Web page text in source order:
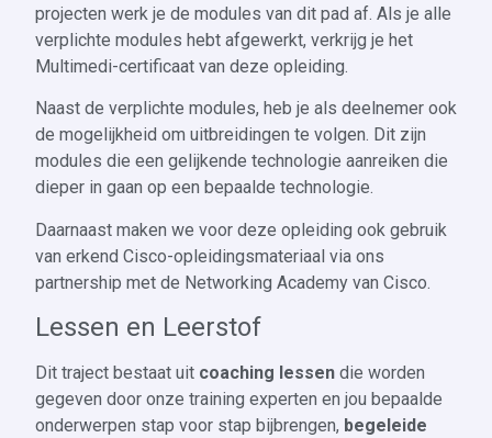
projecten werk je de modules van dit pad af. Als je alle
verplichte modules hebt afgewerkt, verkrijg je het
Multimedi-certificaat van deze opleiding.
Naast de verplichte modules, heb je als deelnemer ook
de mogelijkheid om uitbreidingen te volgen. Dit zijn
modules die een gelijkende technologie aanreiken die
dieper in gaan op een bepaalde technologie.
Daarnaast maken we voor deze opleiding ook gebruik
van erkend Cisco-opleidingsmateriaal via ons
partnership met de Networking Academy van Cisco.
Lessen en Leerstof
Dit traject bestaat uit coaching lessen die worden
gegeven door onze training experten en jou bepaalde
onderwerpen stap voor stap bijbrengen, begeleide